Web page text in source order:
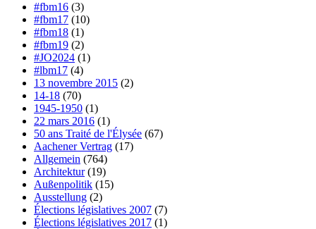
#fbm16 (3)
#fbm17 (10)
#fbm18 (1)
#fbm19 (2)
#JO2024 (1)
#lbm17 (4)
13 novembre 2015 (2)
14-18 (70)
1945-1950 (1)
22 mars 2016 (1)
50 ans Traité de l'Élysée (67)
Aachener Vertrag (17)
Allgemein (764)
Architektur(19)
Außenpolitik (15)
Ausstellung (2)
Élections législatives 2007 (7)
Élections législatives 2017 (1)